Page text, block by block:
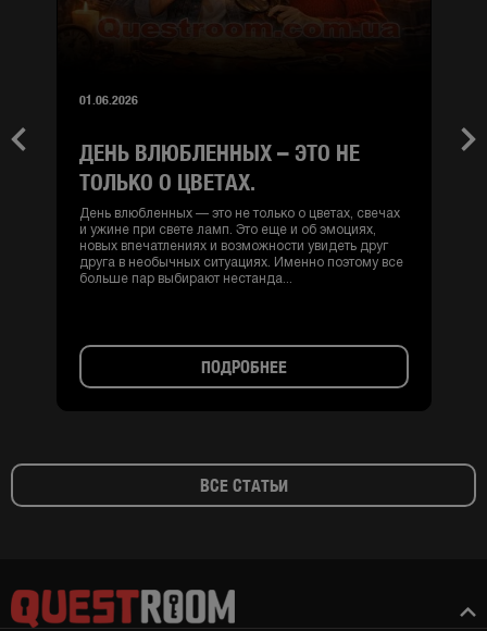
Previous
ДЕНЬ ВЛЮБЛЕННЫХ – ЭТО НЕ
ТОЛЬКО О ЦВЕТАХ.
День влюбленных — это не только о цветах, свечах
и ужине при свете ламп. Это еще и об эмоциях,
новых впечатлениях и возможности увидеть друг
друга в необычных ситуациях. Именно поэтому все
больше пар выбирают нестанда...
01.06.2026
ПОДРОБНЕЕ
ВСЕ СТАТЬИ